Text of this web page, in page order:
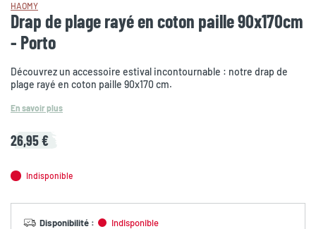
HAOMY
Drap de plage rayé en coton paille 90x170cm
- Porto
Découvrez un accessoire estival incontournable : notre drap de
plage rayé en coton paille 90x170 cm.
En savoir plus
26,95 €
Indisponible
Disponibilité : Indisponible